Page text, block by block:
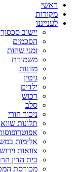
ראשי
מקורות
לענייננו
יישוב סכסוך
הסכמים
זמני שהות
משמורת
מזונות
גיטין
ילדים
רכוש
סלב
ניכור הורי
תלונות שווא
אלימות
צוואות
בית הדין
מכורסת